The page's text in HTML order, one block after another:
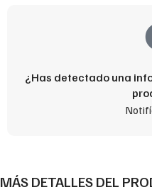
¿Has detectado una
MÁS DETALLES DEL